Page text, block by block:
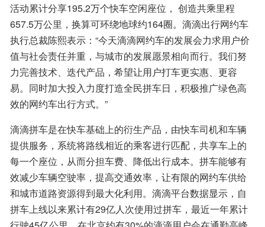
活动累计分享195.2万个快车空闲座位， 创造共乘里程
657.5万公里，换算可环绕地球约164圈。滴滴出行网约车
执行总裁陈熙表示：“今天滴滴网约车的发展会力求用户价
值与社会责任并重，与城市的发展愿景相向而行。我们努
力完善技术、迭代产品，希望让用户打车更实惠、更容
易。同时加大投入力度打造全民拼车日，积极推广绿色高
效的网约车出行方式。”
滴滴拼车是在快车基础上的衍生产品，由快车司机和车辆
提供服务，系统将路线相近的乘客进行匹配，共享车上的
每一个座位，从而分担车费、降低出行成本。拼车能够有
效减少车辆空驶率，提高交通效率，让有限的网约车供给
和城市道路资源得到最大化利用。滴滴平台数据显示，自
拼车上线以来累计有29亿人次使用过拼车，最近一年累计